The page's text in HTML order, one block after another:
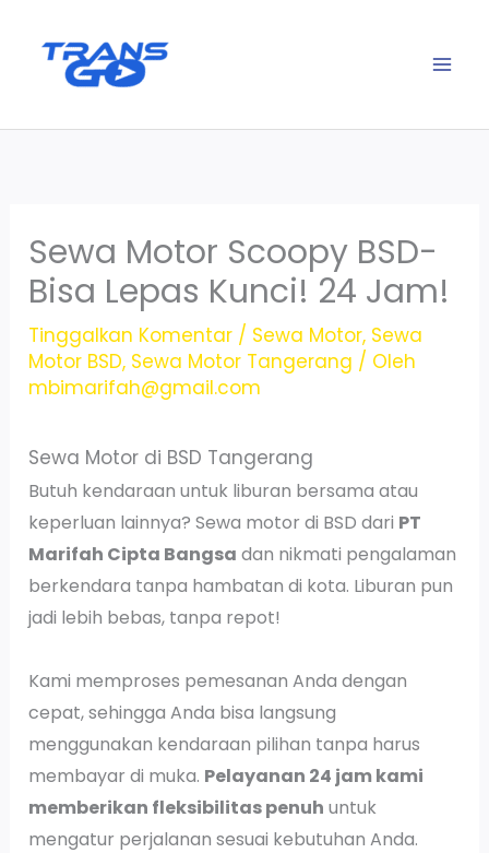
Sewa Motor Scoopy BSD-
Bisa Lepas Kunci! 24 Jam!
Tinggalkan Komentar / Sewa Motor, Sewa
Motor BSD, Sewa Motor Tangerang / Oleh
mbimarifah@gmail.com
Sewa Motor di BSD Tangerang
Butuh kendaraan untuk liburan bersama atau
keperluan lainnya? Sewa motor di BSD dari PT
Marifah Cipta Bangsa dan nikmati pengalaman
berkendara tanpa hambatan di kota. Liburan pun
jadi lebih bebas, tanpa repot!
Kami memproses pemesanan Anda dengan
cepat, sehingga Anda bisa langsung
menggunakan kendaraan pilihan tanpa harus
membayar di muka. Pelayanan 24 jam kami
memberikan fleksibilitas penuh untuk
mengatur perjalanan sesuai kebutuhan Anda.